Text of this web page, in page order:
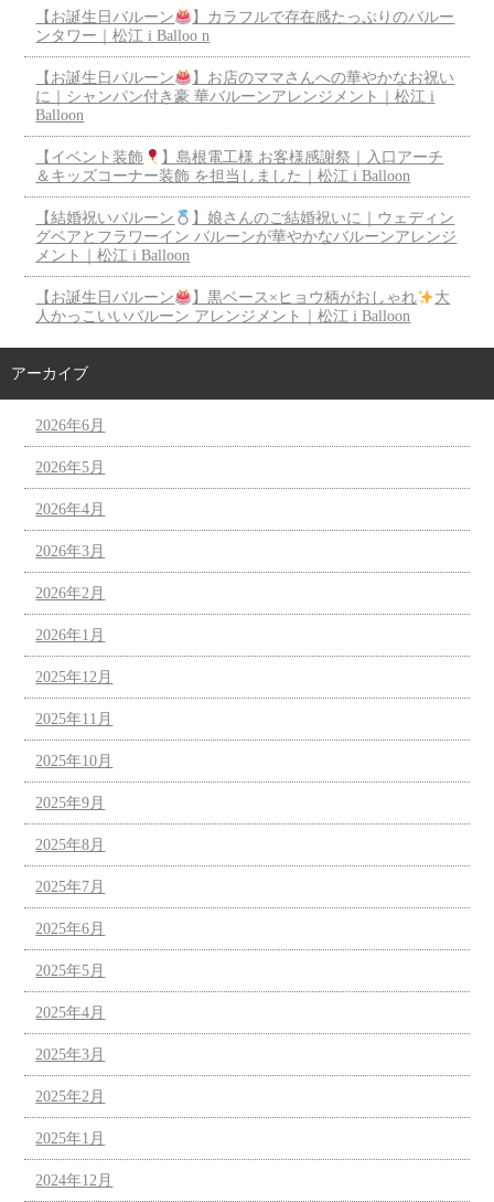
【お誕生日バルーン
】カラフルで存在感たっぷりのバルー
ンタワー｜松江 i Balloo n
【お誕生日バルーン
】お店のママさんへの華やかなお祝い
に｜シャンパン付き豪 華バルーンアレンジメント｜松江 i
Balloon
【イベント装飾
】島根電工様 お客様感謝祭｜入口アーチ
＆キッズコーナー装飾 を担当しました｜松江 i Balloon
【結婚祝いバルーン
】娘さんのご結婚祝いに｜ウェディン
グベアとフラワーイン バルーンが華やかなバルーンアレンジ
メント｜松江 i Balloon
【お誕生日バルーン 】黒ベース×ヒョウ柄がおしゃれ
大
人かっこいいバルーン アレンジメント｜松江 i Balloon
アーカイブ
2026年6月
2026年5月
2026年4月
2026年3月
2026年2月
2026年1月
2025年12月
2025年11月
2025年10月
2025年9月
2025年8月
2025年7月
2025年6月
2025年5月
2025年4月
2025年3月
2025年2月
2025年1月
2024年12月